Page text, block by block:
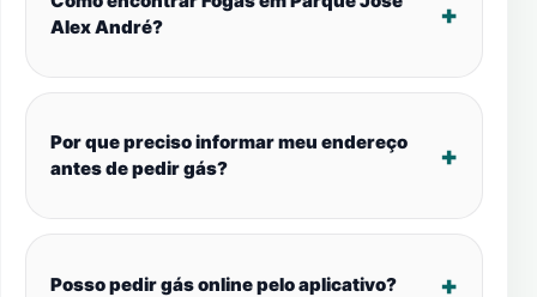
Alex André?
Por que preciso informar meu endereço
antes de pedir gás?
Posso pedir gás online pelo aplicativo?